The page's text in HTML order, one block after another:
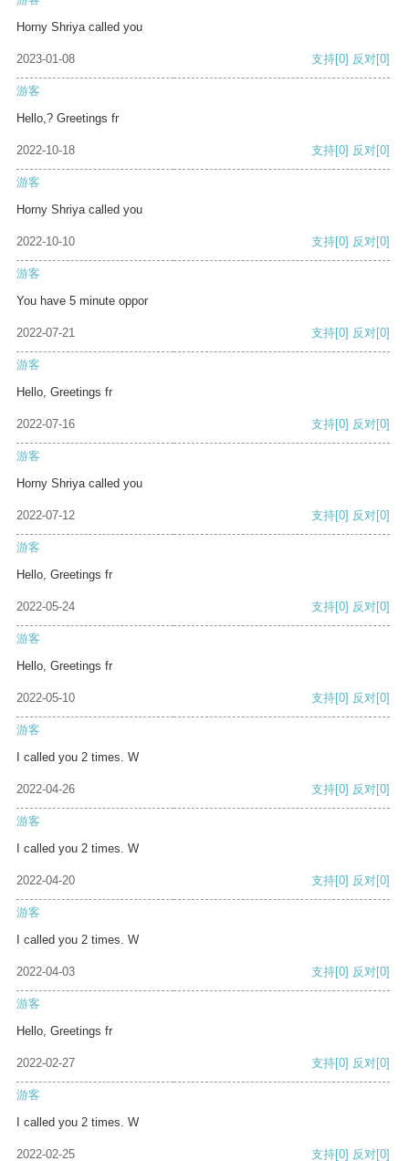
Horny Shriya called you
2023-01-08 支持[0] 反对[0]
游客
Hello,? Greetings fr
2022-10-18 支持[0] 反对[0]
游客
Horny Shriya called you
2022-10-10 支持[0] 反对[0]
游客
You have 5 minute oppor
2022-07-21 支持[0] 反对[0]
游客
Hello, Greetings fr
2022-07-16 支持[0] 反对[0]
游客
Horny Shriya called you
2022-07-12 支持[0] 反对[0]
游客
Hello, Greetings fr
2022-05-24 支持[0] 反对[0]
游客
Hello, Greetings fr
2022-05-10 支持[0] 反对[0]
游客
I called you 2 times. W
2022-04-26 支持[0] 反对[0]
游客
I called you 2 times. W
2022-04-20 支持[0] 反对[0]
游客
I called you 2 times. W
2022-04-03 支持[0] 反对[0]
游客
Hello, Greetings fr
2022-02-27 支持[0] 反对[0]
游客
I called you 2 times. W
2022-02-25 支持[0] 反对[0]